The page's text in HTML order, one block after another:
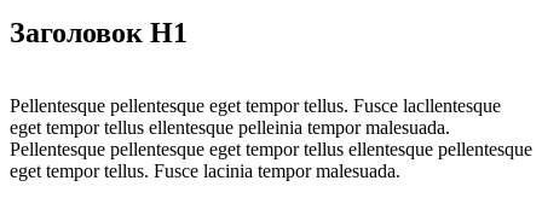
Заголовок H1
Pellentesque pellentesque eget tempor tellus. Fusce lacllentesque
eget tempor tellus ellentesque pelleinia tempor malesuada.
Pellentesque pellentesque eget tempor tellus ellentesque pellentesque
eget tempor tellus. Fusce lacinia tempor malesuada.